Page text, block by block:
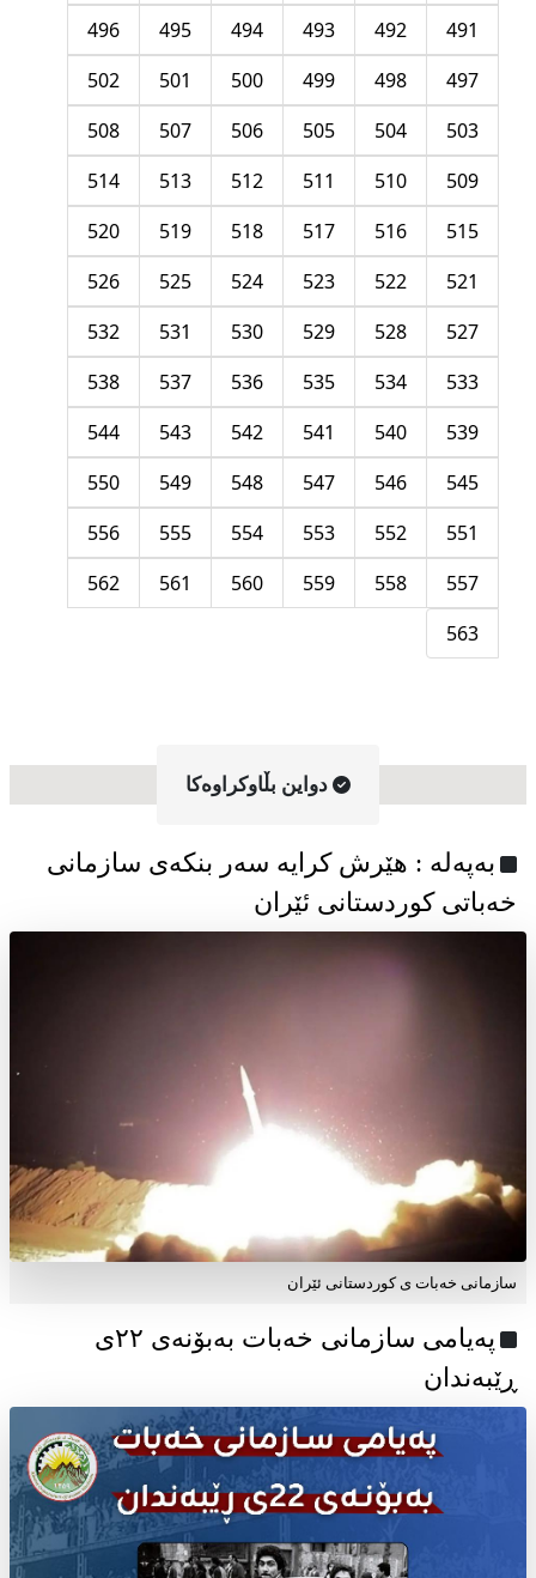
491
492
493
494
495
496
497
498
499
500
501
502
503
504
505
506
507
508
509
510
511
512
513
514
515
516
517
518
519
520
521
522
523
524
525
526
527
528
529
530
531
532
533
534
535
536
537
538
539
540
541
542
543
544
545
546
547
548
549
550
551
552
553
554
555
556
557
558
559
560
561
562
563
دواین بڵاوکراوه‌کا
به‌په‌له‌ : هێرش کرایە سەر بنکەی سازمانی
خەباتی کوردستانی ئێران
سازمانی خەبات ی کوردستانی ئێران
پەیامی سازمانی خەبات بەبۆنەی ۲۲ی
ڕێبەندان